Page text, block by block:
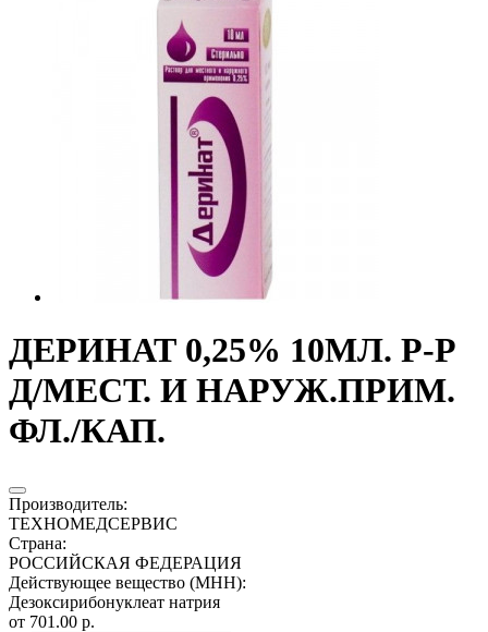
ДЕРИНАТ 0,25% 10МЛ. Р-Р
Д/МЕСТ. И НАРУЖ.ПРИМ.
ФЛ./КАП.
Производитель:
ТЕХНОМЕДСЕРВИС
Страна:
РОССИЙСКАЯ ФЕДЕРАЦИЯ
Действующее вещество (МНН):
Дезоксирибонуклеат натрия
от 701.00 р.